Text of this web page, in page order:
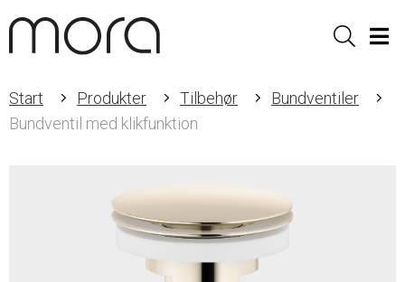
Sök
Start Produkter Tilbehør
Bundventiler
Bundventil med klikfunktion